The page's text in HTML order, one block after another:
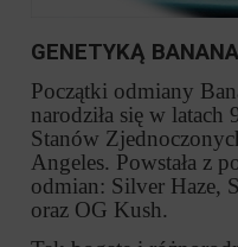
GENETYKĄ
Początki odmiany
narodziła się w
Stanów
Angeles. Powstała z
odmian: Silver Haze,
oraz OG Kush.